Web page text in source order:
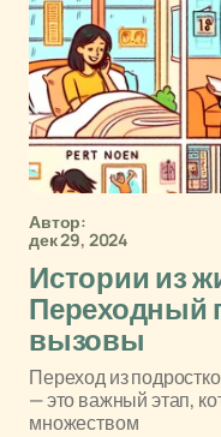
Автор:
дек 29, 2024
Истории из
Переходный
вызовы
Переход из
— это важный этап,
множеством